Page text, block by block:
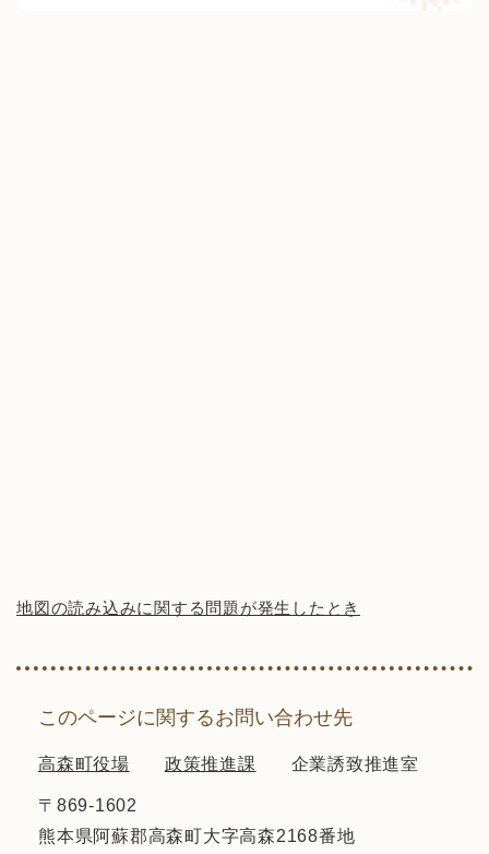
地図の読み込みに関する問題が発生したとき
このページに関するお問い合わせ先
高森町役場 政策推進課 企業誘致推進室
〒869-1602
熊本県阿蘇郡高森町大字高森2168番地